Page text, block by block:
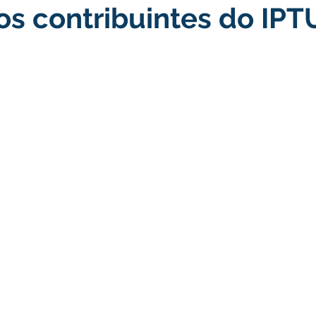
e turismo Tributos Departamento de Limpeza
contribuintes do